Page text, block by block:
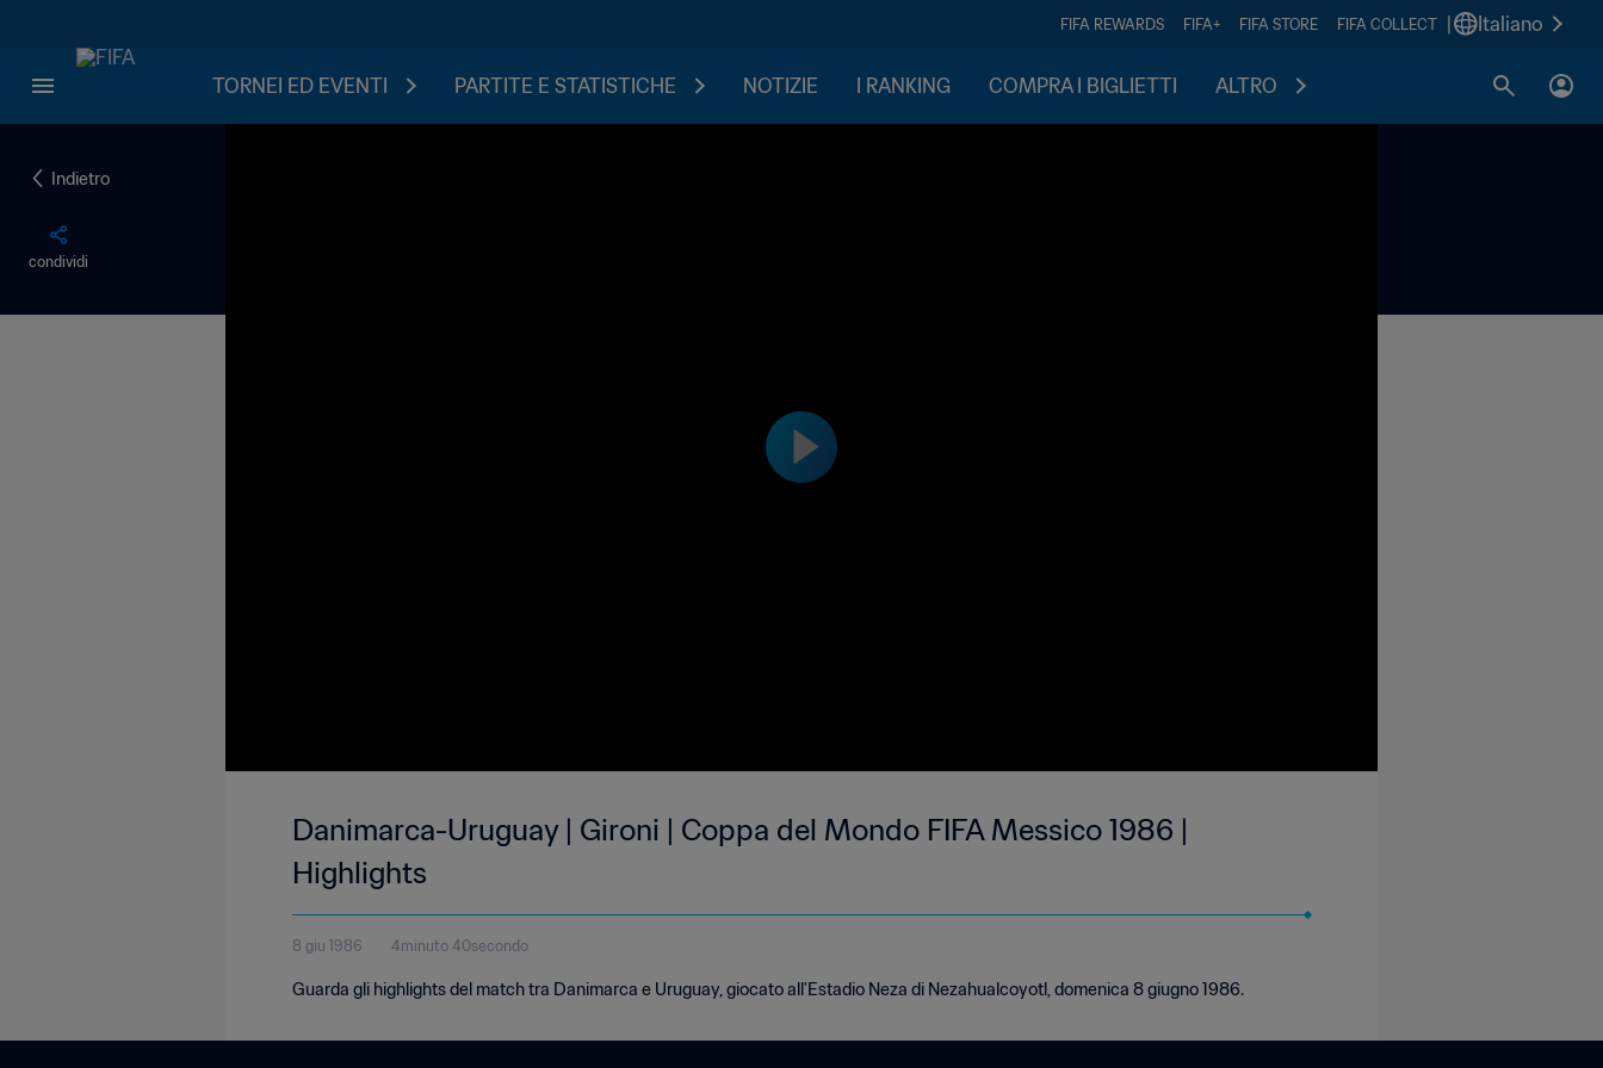
FIFA REWARDS FIFA+ FIFA STORE FIFA COLLECT Italiano
TORNEI ED EVENTI PARTITE E STATISTICHE NOTIZIE I RANKING COMPRA I BIGLIETTI ALTRO
Indietro
condividi
Danimarca-Uruguay | Gironi | Coppa del Mondo FIFA Messico 1986 |
Highlights
8 giu 1986 4minuto 40secondo
Guarda gli highlights del match tra Danimarca e Uruguay, giocato all'Estadio Neza di Nezahualcoyotl, domenica 8 giugno 1986.